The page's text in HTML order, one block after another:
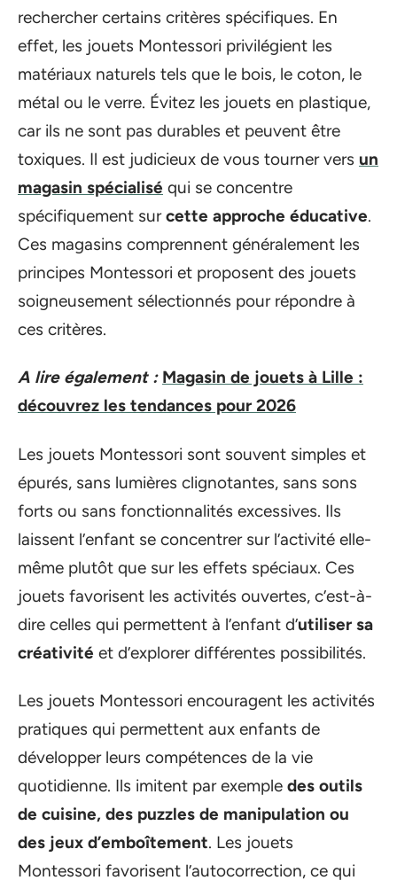
rechercher certains critères spécifiques. En
effet, les jouets Montessori privilégient les
matériaux naturels tels que le bois, le coton, le
métal ou le verre. Évitez les jouets en plastique,
car ils ne sont pas durables et peuvent être
toxiques. Il est judicieux de vous tourner vers un
magasin spécialisé qui se concentre
spécifiquement surcette approche éducative.
Ces magasins comprennent généralement les
principes Montessori et proposent des jouets
soigneusement sélectionnés pour répondre à
ces critères.
A lire également : Magasin de jouets à Lille :
découvrez les tendances pour 2026
Les jouets Montessori sont souvent simples et
épurés, sans lumières clignotantes, sans sons
forts ou sans fonctionnalités excessives. Ils
laissent l’enfant se concentrer sur l’activité elle-
même plutôt que sur les effets spéciaux. Ces
jouets favorisent les activités ouvertes, c’est-à-
dire celles qui permettent à l’enfant d’utiliser sa
créativité et d’explorer différentes possibilités.
Les jouets Montessori encouragent les activités
pratiques qui permettent aux enfants de
développer leurs compétences de la vie
quotidienne. Ils imitent par exemple des outils
de cuisine, des puzzles de manipulation ou
des jeux d’emboîtement. Les jouets
Montessori favorisent l’autocorrection, ce qui